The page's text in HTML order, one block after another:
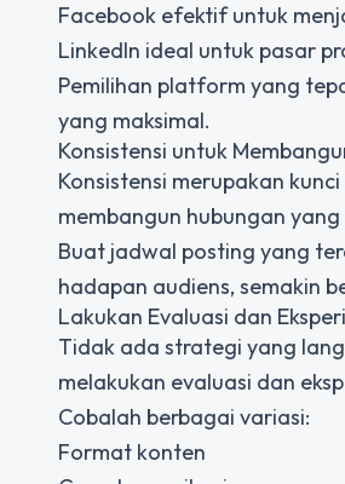
Facebook efektif untuk
LinkedIn ideal untuk pasar
Pemilihan platform yang
yang maksimal.
Konsistensi untuk
Konsistensi merupakan
membangun hubungan
Buat jadwal posting yang
hadapan audiens, semakin
Lakukan Evaluasi dan
Tidak ada strategi yang
melakukan evaluasi dan
Cobalah berbagai variasi:
Format konten